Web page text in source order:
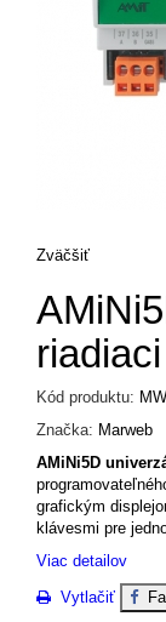
Zväčšiť
Kód produktu:
Značka: Marweb
AMiNi5D
grafickým
klávesmi pre
Viac detailov
Vytlačiť